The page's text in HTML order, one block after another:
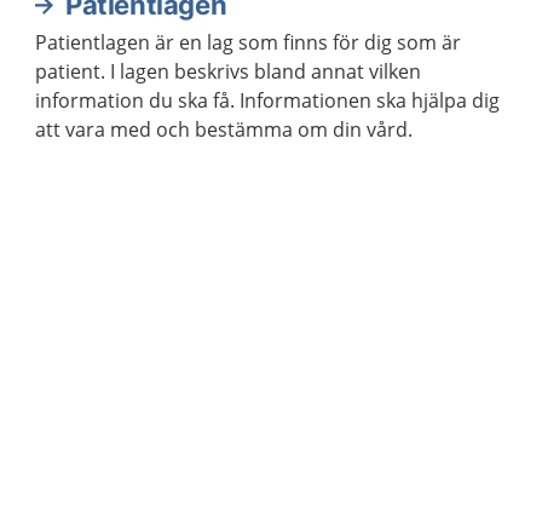
Patientlagen är en lag som finns för dig som är
patient. I lagen beskrivs bland annat vilken
information du ska få. Informationen ska hjälpa dig
att vara med och bestämma om din vård.